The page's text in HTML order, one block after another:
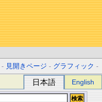
- 見開きページ - グラフィック -
日本語 English